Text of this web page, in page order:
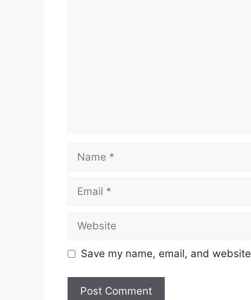
Name
Email
Website
Save my name, email, and